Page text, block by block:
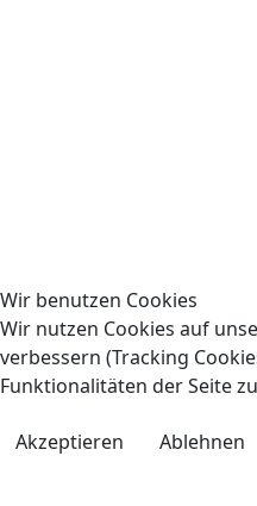
Wir benutzen Cookies
Wir nutzen Cookies auf
verbessern (Tracking
Funktionalitäten der Seite
Akzeptieren
Ablehnen